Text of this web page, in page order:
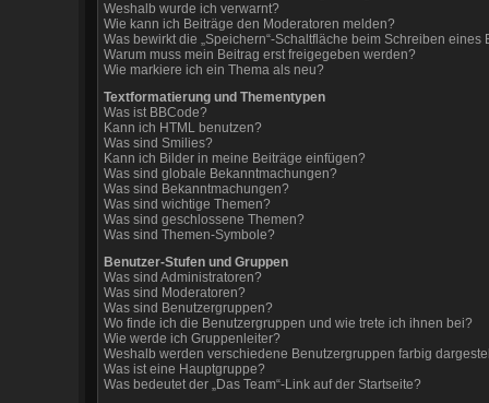
Weshalb wurde ich verwarnt?
Wie kann ich Beiträge den Moderatoren melden?
Was bewirkt die „Speichern“-Schaltfläche beim Schreiben eines
Warum muss mein Beitrag erst freigegeben werden?
Wie markiere ich ein Thema als neu?
Textformatierung und Thementypen
Was ist BBCode?
Kann ich HTML benutzen?
Was sind Smilies?
Kann ich Bilder in meine Beiträge einfügen?
Was sind globale Bekanntmachungen?
Was sind Bekanntmachungen?
Was sind wichtige Themen?
Was sind geschlossene Themen?
Was sind Themen-Symbole?
Benutzer-Stufen und Gruppen
Was sind Administratoren?
Was sind Moderatoren?
Was sind Benutzergruppen?
Wo finde ich die Benutzergruppen und wie trete ich ihnen bei?
Wie werde ich Gruppenleiter?
Weshalb werden verschiedene Benutzergruppen farbig
Was ist eine Hauptgruppe?
Was bedeutet der „Das Team“-Link auf der Startseite?